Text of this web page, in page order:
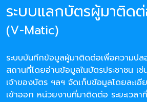
ระบบแลกบัตรผู้มาติด
(V-Matic)
ระบบบันทึกข้อมูลผู้มาติดต่อเพื่อความป
สถานที่โดยอ่านข้อมูลในบัตรประชาชน
เจ้าของบัตร ฯลฯ จัดเก็บข้อมูลโดยละเอี
เข้าออก หน่วยงานที่มาติดต่อ ระยะเวลา